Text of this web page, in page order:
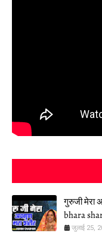
गुरुजी मेरा
bhara
जुलाई 25,